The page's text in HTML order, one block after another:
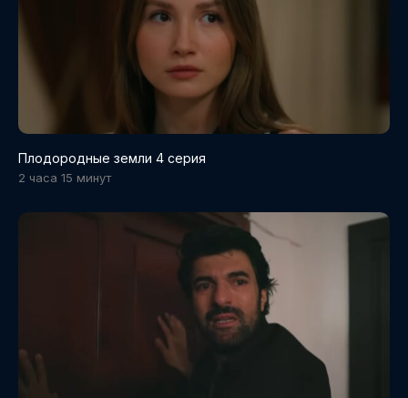
Плодородные земли 4 серия
2 часа 15 минут